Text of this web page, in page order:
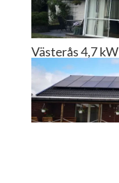
Västerås 4,7 kW